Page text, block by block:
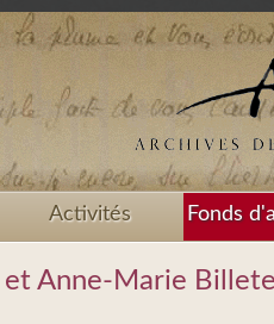
Activités Fonds
et Anne-Marie